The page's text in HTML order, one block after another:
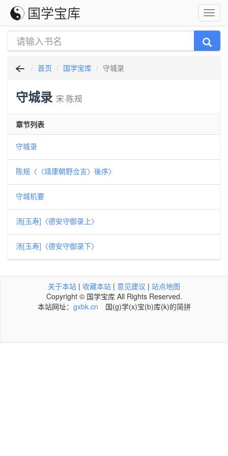
国学宝库
首页 国学宝库 守城录
守城录 宋·陈规
章节列表
守城录
陈规〈〈靖康朝野佥言〉後序〉
守城机要
汤[玉寿]〈德安守御录上〉
汤[玉寿]〈德安守御录下〉
关于本站 | 收藏本站 | 意见建议 | 站点地图
Copyright © 国学宝库 All Rights Reserved.
本站网址： gxbk.cn 国(g)学(x)宝(b)库(k)的简拼